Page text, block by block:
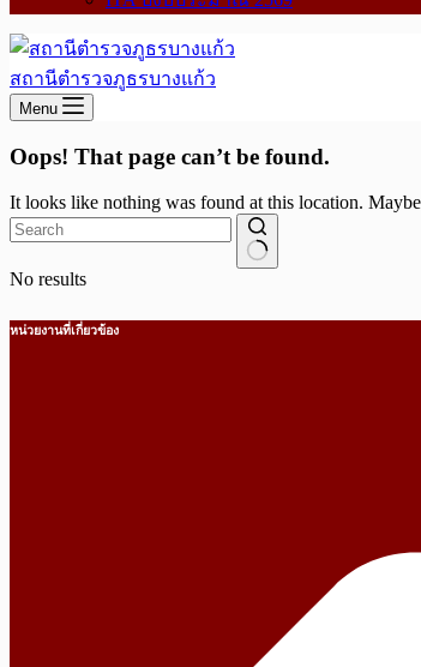
สถานีตำรวจภูธรบางแก้ว
Menu
Oops! That page can’t be found.
It looks like nothing was found at this location.
No results
หน่วยงานที่เกี่ยวข้อง